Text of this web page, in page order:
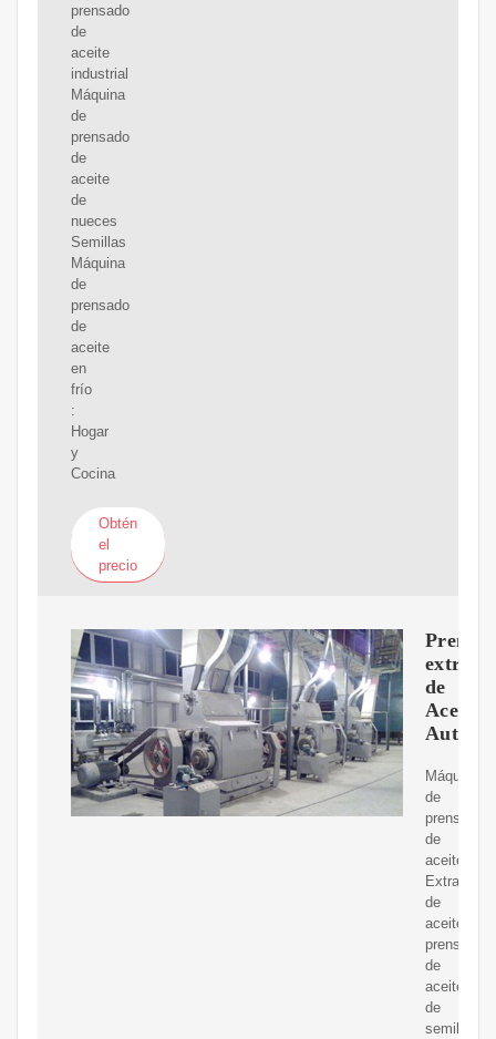
prensado
de
aceite
industrial
Máquina
de
prensado
de
aceite
de
nueces
Semillas
Máquina
de
prensado
de
aceite
en
frío
:
Hogar
y
Cocina
Obtén
el
precio
Prensa
de
Aceite
Máquina
de
prensado
de
aceite
Extractor
de
aceite,
prensa
de
aceite
de
semillas